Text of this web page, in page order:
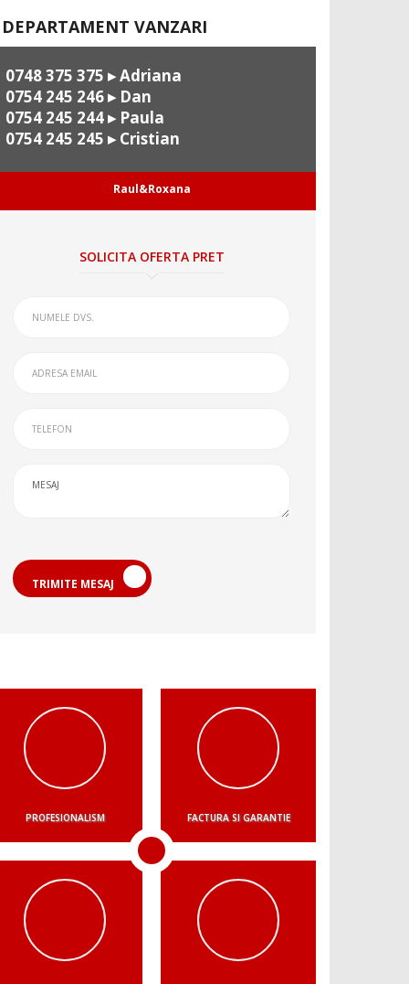
DEPARTAMENT VANZARI
0748 375 375 ▸ Adriana
0754 245 246▸ Dan
0754 245 244▸ Paula
0754 245 245 ▸ Cristian
Raul&Roxana
SOLICITA OFERTA PRET
TRIMITE MESAJ
PROFESIONALISM FACTURA SI GARANTIE